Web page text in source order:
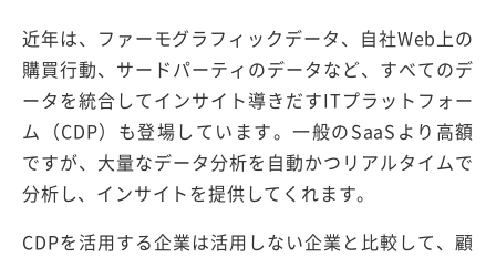
近年は、ファーモグラフィックデータ、自社Web上の
購買行動、サードパーティのデータなど、すべてのデ
ータを統合してインサイト導きだすITプラットフォー
ム（CDP）も登場しています。一般のSaaSより高額
ですが、大量なデータ分析を自動かつリアルタイムで
分析し、インサイトを提供してくれます。
CDPを活用する企業は活用しない企業と比較して、顧